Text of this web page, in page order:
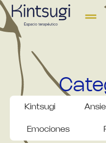
Kintsugi
Emociones